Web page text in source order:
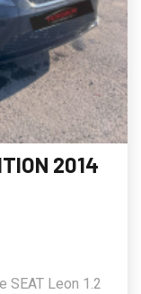
2014
SEAT Leon 1.2